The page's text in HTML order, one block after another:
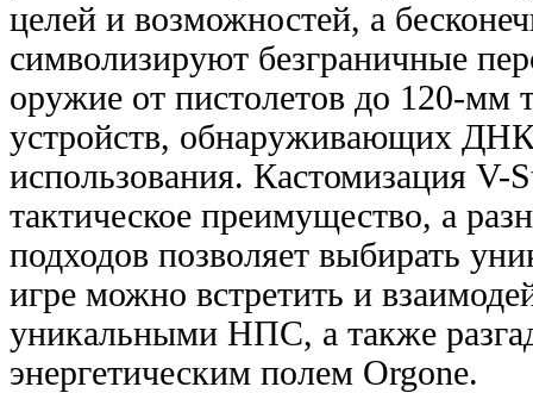
целей и возможностей, а
символизируют безграничные
оружие от пистолетов до 120-мм
устройств, обнаруживающих
использования. Кастомизация V-
тактическое преимущество, а
подходов позволяет выбирать
игре можно встретить и
уникальными НПС, а также
энергетическим полем Orgone.